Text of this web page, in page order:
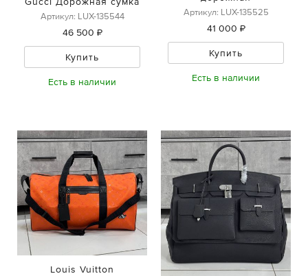
Артикул: LUX-135544
46 500 ₽
Купить
Есть в наличии
Артикул: LUX-135525
41 000 ₽
Купить
Есть в наличии
Louis Vuitton